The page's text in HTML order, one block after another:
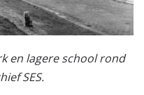
en lagere school rond
SES.